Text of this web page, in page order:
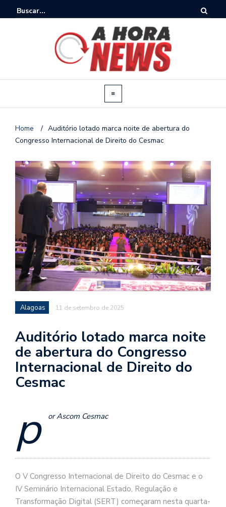
Home / Auditório lotado marca noite de abertura do
Congresso Internacional de Direito do Cesmac
Alagoas 11 de setembro de 2025
Auditório lotado marca noite
de abertura do Congresso
Internacional de Direito do
Cesmac
p or Ascom Cesmac
O V Congresso Internacional de Direito do Cesmac e o
IV Seminário Internacional Estado, Regulação e
Transformação Digital (SERT) começaram nesta quarta-